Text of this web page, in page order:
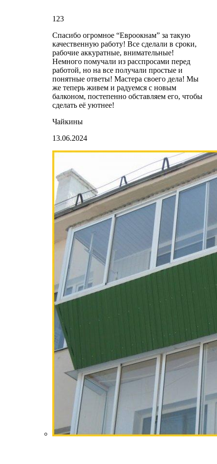
123
Спасибо огромное “Евроокнам” за такую
качественную работу! Все сделали в сроки,
рабочие аккуратные, внимательные!
Немного помучали из расспросами перед
работой, но на все получали простые и
понятные ответы! Мастера своего дела! Мы
же теперь живем и радуемся с новым
балконом, постепенно обставляем его, чтобы
сделать её уютнее!
Чайкины
13.06.2024